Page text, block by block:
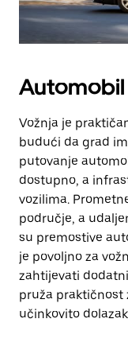
Automobil
Vožnja je
budući da grad
putovanje
dostupno, a
vozilima.
područje, a
su premostive
je povoljno za
zahtijevati
pruža praktičnost
učinkovito